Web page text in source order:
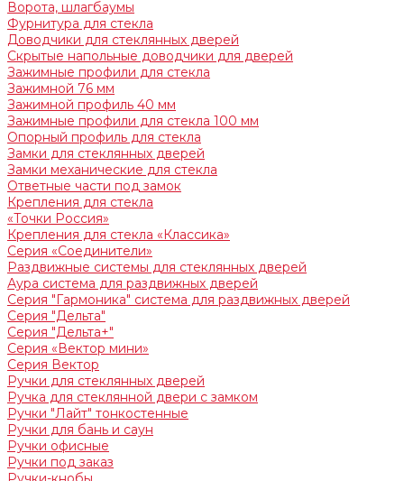
Ворота, шлагбаумы
Фурнитура для стекла
Доводчики для стеклянных дверей
Скрытые напольные доводчики для дверей
Зажимные профили для стекла
Зажимной 76 мм
Зажимной профиль 40 мм
Зажимные профили для стекла 100 мм
Опорный профиль для стекла
Замки для стеклянных дверей
Замки механические для стекла
Ответные части под замок
Крепления для стекла
«Точки Россия»
Крепления для стекла «Классика»
Серия «Соединители»
Раздвижные системы для стеклянных дверей
Аура система для раздвижных дверей
Серия "Гармоника" система для раздвижных дверей
Серия "Дельта"
Серия "Дельта+"
Серия «Вектор мини»
Серия Вектор
Ручки для стеклянных дверей
Ручка для стеклянной двери с замком
Ручки "Лайт" тонкостенные
Ручки для бань и саун
Ручки офисные
Ручки под заказ